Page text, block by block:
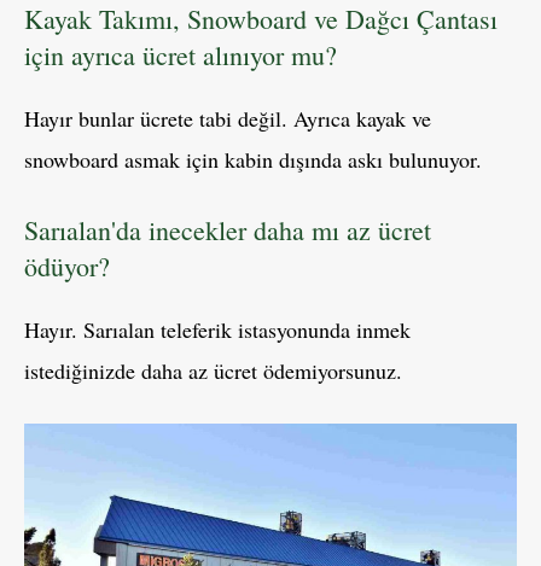
Kayak Takımı, Snowboard ve Dağcı Çantası
için ayrıca ücret alınıyor mu?
Hayır bunlar ücrete tabi değil. Ayrıca kayak ve
snowboard asmak için kabin dışında askı bulunuyor.
Sarıalan'da inecekler daha mı az ücret
ödüyor?
Hayır. Sarıalan teleferik istasyonunda inmek
istediğinizde daha az ücret ödemiyorsunuz.